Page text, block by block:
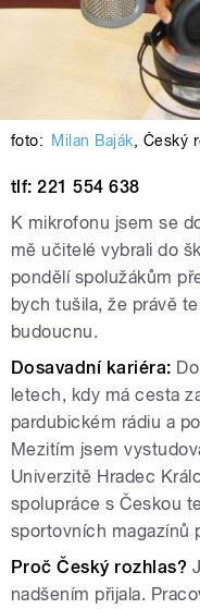
foto: Milan Baják, Český
tlf: 221 554 638
K mikrofonu jsem se
mě učitelé vybrali do
pondělí spolužákům
bych tušila, že právě
budoucnu.
Dosavadní kariéra:
letech, kdy má cesta
pardubickém rádiu a
Mezitím jsem
Univerzitě Hradec
spolupráce s Českou
sportovních magazínů
Proč Český rozhlas?
nadšením přijala.